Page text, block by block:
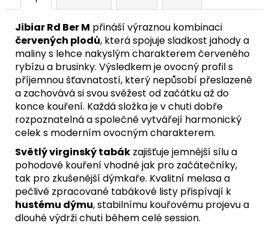
Jibiar Rd Ber M přináší výraznou kombinaci
červených plodů, která spojuje sladkost jahody a
maliny s lehce nakyslým charakterem červeného
rybízu a brusinky. Výsledkem je ovocný profil s
příjemnou šťavnatostí, který nepůsobí přeslazeně
a zachovává si svou svěžest od začátku až do
konce kouření. Každá složka je v chuti dobře
rozpoznatelná a společně vytvářejí harmonický
celek s moderním ovocným charakterem.
Světlý virginský tabák zajišťuje jemnější sílu a
pohodové kouření vhodné jak pro začátečníky,
tak pro zkušenější dýmkaře. Kvalitní melasa a
pečlivě zpracované tabákové listy přispívají k
hustému dýmu, stabilnímu kouřovému projevu a
dlouhé výdrži chuti během celé session.